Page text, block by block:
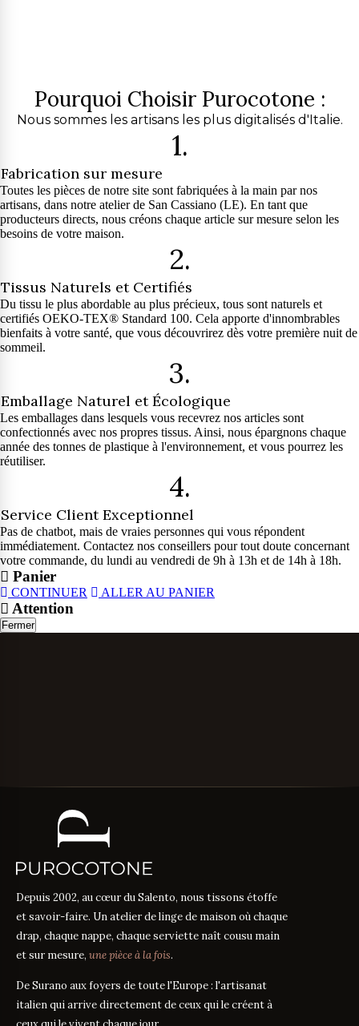
Pourquoi Choisir Purocotone :
Nous sommes les artisans les plus digitalisés d'Italie.
1.
Fabrication sur mesure
Toutes les pièces de notre site sont fabriquées à la main par nos
artisans, dans notre atelier de San Cassiano (LE). En tant que
producteurs directs, nous créons chaque article sur mesure selon les
besoins de votre maison.
2.
Tissus Naturels et Certifiés
Du tissu le plus abordable au plus précieux, tous sont naturels et
certifiés OEKO-TEX® Standard 100. Cela apporte d'innombrables
bienfaits à votre santé, que vous découvrirez dès votre première nuit de
sommeil.
3.
Emballage Naturel et Écologique
Les emballages dans lesquels vous recevrez nos articles sont
confectionnés avec nos propres tissus. Ainsi, nous épargnons chaque
année des tonnes de plastique à l'environnement, et vous pourrez les
réutiliser.
4.
Service Client Exceptionnel
Pas de chatbot, mais de vraies personnes qui vous répondent
immédiatement. Contactez nos conseillers pour tout doute concernant
votre commande, du lundi au vendredi de 9h à 13h et de 14h à 18h.
Panier
CONTINUER ALLER AU PANIER
Attention
Fermer
Depuis 2002, au cœur du Salento, nous tissons étoffe
et savoir-faire. Un atelier de linge de maison où chaque
drap, chaque nappe, chaque serviette naît cousu main
et sur mesure, une pièce à la fois.
De Surano aux foyers de toute l'Europe : l'artisanat
italien qui arrive directement de ceux qui le créent à